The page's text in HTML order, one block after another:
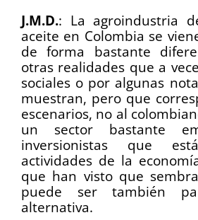
J.M.D.: La agroindustria
aceite en Colombia se
de forma bastante
otras realidades que a
sociales o por algunas
muestran, pero que
escenarios, no al
un sector bastante
inversionistas que
actividades de la
que han visto que
puede ser también
alternativa.